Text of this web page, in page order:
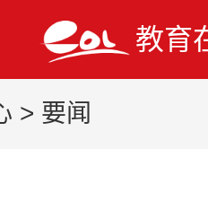
教育
> 要闻